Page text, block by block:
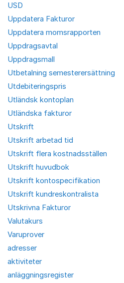
USD
Uppdatera Fakturor
Uppdatera momsrapporten
Uppdragsavtal
Uppdragsmall
Utbetalning semesterersättning
Utdebiteringspris
Utländsk kontoplan
Utländska fakturor
Utskrift
Utskrift arbetad tid
Utskrift flera kostnadsställen
Utskrift huvudbok
Utskrift kontospecifikation
Utskrift kundreskontralista
Utskrivna Fakturor
Valutakurs
Varuprover
adresser
aktiviteter
anläggningsregister